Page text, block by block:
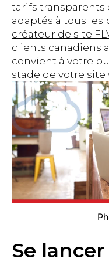
tarifs transparents
adaptés à tous les
créateur de site
clients canadiens
convient à votre
stade de votre site
Se